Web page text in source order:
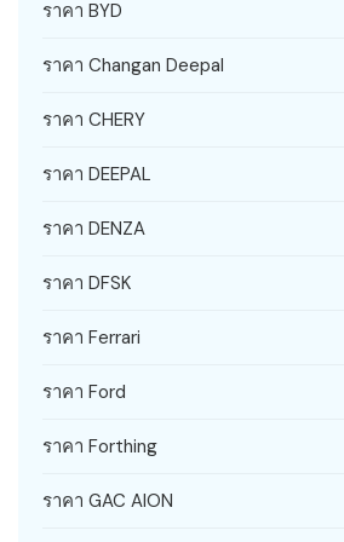
ราคา BYD
ราคา Changan Deepal
ราคา CHERY
ราคา DEEPAL
ราคา DENZA
ราคา DFSK
ราคา Ferrari
ราคา Ford
ราคา Forthing
ราคา GAC AION